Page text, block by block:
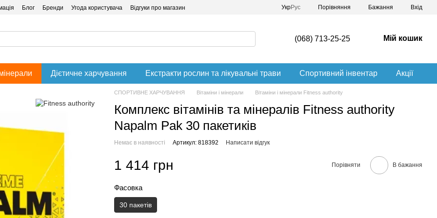
Блог Бренди Угода користувача Відгуки про магазин УкрРус Порівняння Бажання Вхід
(068) 713-25-25 Мій кошик
Дієтичне харчування Екстракти рослин та лікувальні трави Спортивний інвентар Акції
СПОРТИВНЕ ХАРЧУВАННЯ Вітаміни і мінерали Вітаміни і мінерали Fitness authority
Комплекс вітамінів та мінералів Fitness authority
Napalm Pak 30 пакетиків
Немає в наявності Артикул: 818392 Написати відгук
1 414 грн Порівняти В бажання
Фасовка
30 пакетів